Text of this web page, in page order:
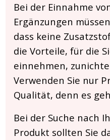
Bei der Einnahme
Ergänzungen
dass keine
die Vorteile, für die
einnehmen,
Verwenden Sie nur
Qualität, denn es
Bei der Suche nach
Produkt sollten Sie